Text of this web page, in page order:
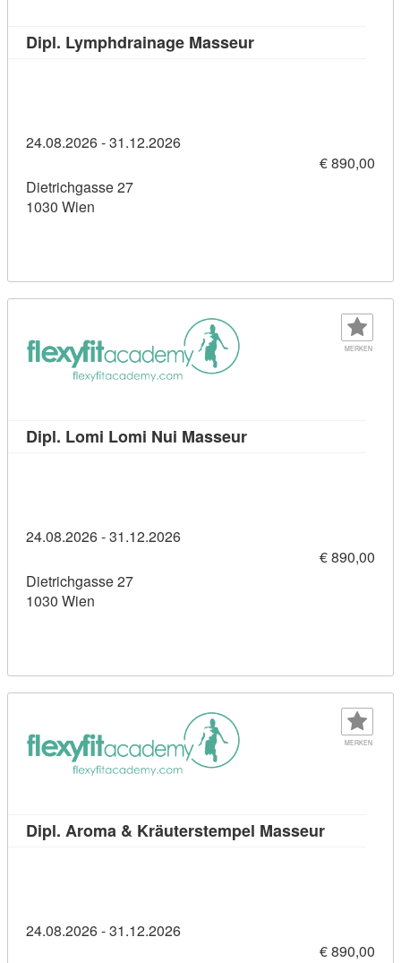
Dipl. Lymphdrainage MasseurKursdetail: Dipl.
24.08.2026 - 31.12.2026
€ 890,00
Dietrichgasse 27
1030 Wien
MERKEN
Dipl. Lomi Lomi Nui MasseurKursdetail: Dipl. Lomi
24.08.2026 - 31.12.2026
€ 890,00
Dietrichgasse 27
1030 Wien
MERKEN
Dipl. Aroma & Kräuterstempel MasseurKursdetail:
24.08.2026 - 31.12.2026
€ 890,00